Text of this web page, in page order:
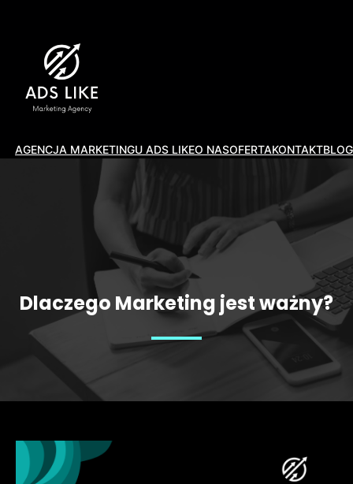
AGENCJA MARKETINGU ADS LIKEO NASOFERTAKONTAKTBLOG
Dlaczego Marketing jest ważny?